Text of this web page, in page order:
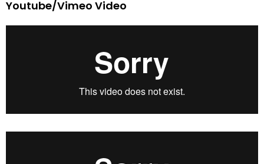
Youtube/Vimeo Video